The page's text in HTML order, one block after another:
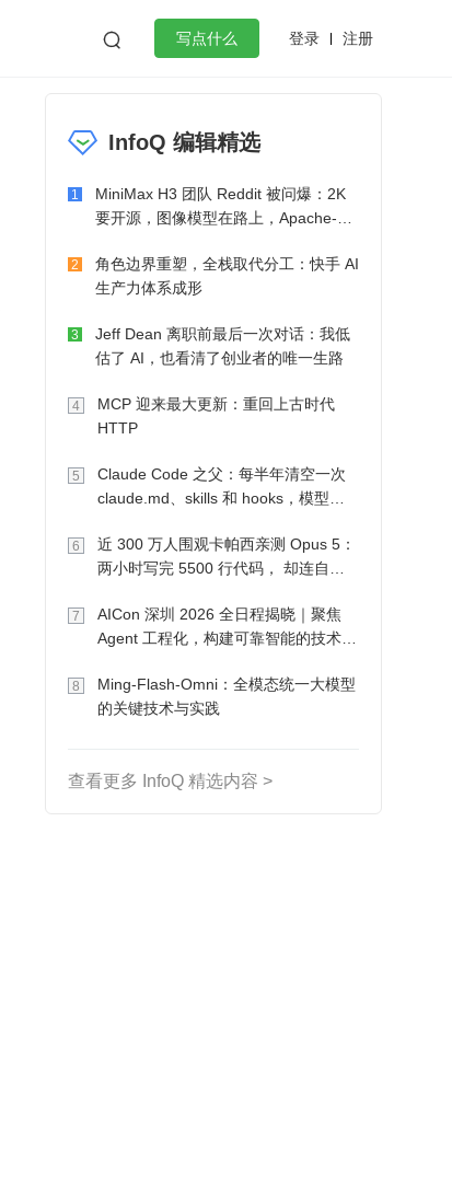
 写点什么 登录 注册
微服务架构 flutter
InfoQ 编辑精选
1
MiniMax H3 团队 Reddit 被问爆：2K
要开源，图像模型在路上，Apache-2.0
2
角色边界重塑，全栈取代分工：快手 AI
生产力体系成形
3
Jeff Dean 离职前最后一次对话：我低
估了 AI，也看清了创业者的唯一生路
4
MCP 迎来最大更新：重回上古时代
HTTP
5
Claude Code 之父：每半年清空一次
claude.md、skills 和 hooks，模型自
6
近 300 万人围观卡帕西亲测 Opus 5：
两小时写完 5500 行代码， 却连自己
7
AICon 深圳 2026 全日程揭晓｜聚焦
Agent 工程化，构建可靠智能的技术路
8
Ming-Flash-Omni：全模态统一大模型
的关键技术与实践
查看更多 InfoQ 精选内容 >